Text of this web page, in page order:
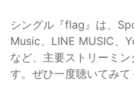
シングル『flag』は、
Music、LINE MUSIC、
など、主要ストリーミ
す。ぜひ一度聴いてみて